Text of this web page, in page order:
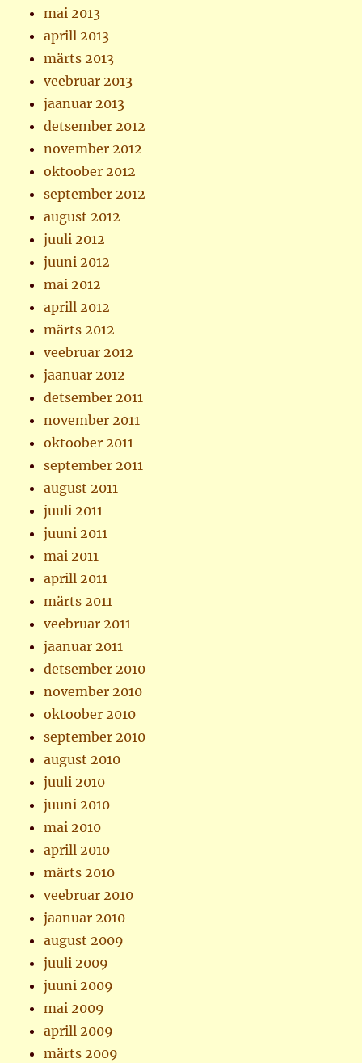
mai 2013
aprill 2013
märts 2013
veebruar 2013
jaanuar 2013
detsember 2012
november 2012
oktoober 2012
september 2012
august 2012
juuli 2012
juuni 2012
mai 2012
aprill 2012
märts 2012
veebruar 2012
jaanuar 2012
detsember 2011
november 2011
oktoober 2011
september 2011
august 2011
juuli 2011
juuni 2011
mai 2011
aprill 2011
märts 2011
veebruar 2011
jaanuar 2011
detsember 2010
november 2010
oktoober 2010
september 2010
august 2010
juuli 2010
juuni 2010
mai 2010
aprill 2010
märts 2010
veebruar 2010
jaanuar 2010
august 2009
juuli 2009
juuni 2009
mai 2009
aprill 2009
märts 2009